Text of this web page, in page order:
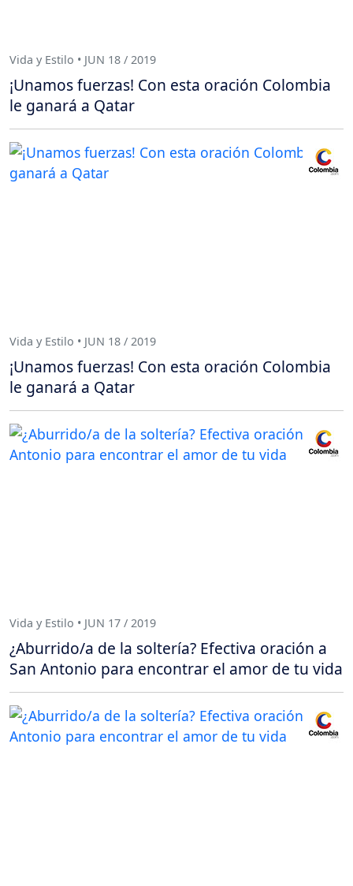
Vida y Estilo • JUN 18 / 2019
¡Unamos fuerzas! Con esta oración Colombia
le ganará a Qatar
Vida y Estilo • JUN 18 / 2019
¡Unamos fuerzas! Con esta oración Colombia
le ganará a Qatar
Vida y Estilo • JUN 17 / 2019
¿Aburrido/a de la soltería? Efectiva oración a
San Antonio para encontrar el amor de tu vida